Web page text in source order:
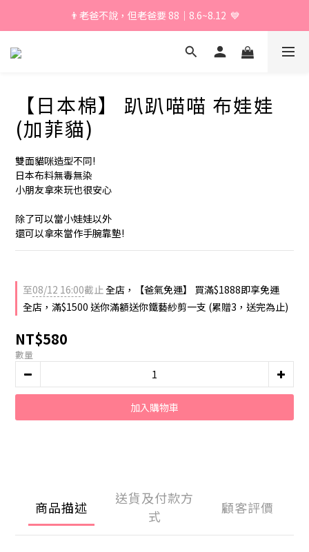
\ 加入會員享獨家折扣 /
👨老爸不說，但老爸要 88｜8.6~8.12  💙
\ 加入會員享獨家折扣 /
【日本棉】 趴趴喵喵 布娃娃
(加菲貓)
雙面貓咪造型不同!
日本布料無毒無染
小朋友拿來玩也很安心
除了可以當小娃娃以外
還可以拿來當作手腕靠墊!
至08/12 16:00截止全店，【爸氣免運】 買滿$1888即享免運
全店，滿$1500 送你滿額送你鐵藝紗剪一支 (累贈3，送完為止)
NT$580
數量
加入購物車
商品描述
送貨及付款方
式
顧客評價